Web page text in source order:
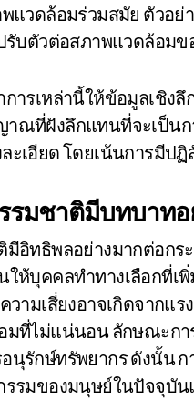
แวดล้อมร่วมสมัย ตัวอย่
รับตัวต่อสภาพแวดล้อม
ารเหล่านี้ให้ข้อมูลเชิง
ณที่ฝังลึกแทนที่จะเป็น
ะเอียด โดยเน้นการมีป
รมชาติมีบทบาท
มีอิทธิพลอย่างมากต่อก
ห้บุคคลทำทางเลือกที่เ
วามเสี่ยงอาจเกิดจาก
มที่ไม่แน่นอน ลักษณะ
รักษ์ทรัพยากร ดังนั้น
รรมของมนุษย์ในปัจจุบั